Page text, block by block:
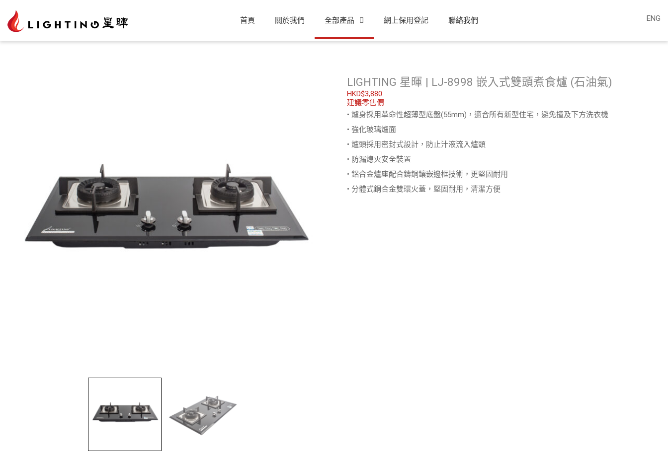
首頁 關於我們 全部產品 網上保用登記 聯絡我們 ENG
LIGHTING 星暉 | LJ-8998 嵌入式雙頭煮食爐 (石油氣)
$3,880
建議零售價
• 爐身採用革命性超薄型底盤(55mm)，適合所有新型住宅，避免撞及下方洗衣機
• 強化玻璃爐面
• 爐頭採用密封式設計，防止汁液流入爐頭
• 防漏熄火安全裝置
• 鋁合金爐座配合鑄銅鑲嵌邊框技術，更堅固耐用
• 分體式銅合金雙環火蓋，堅固耐用，清潔方便